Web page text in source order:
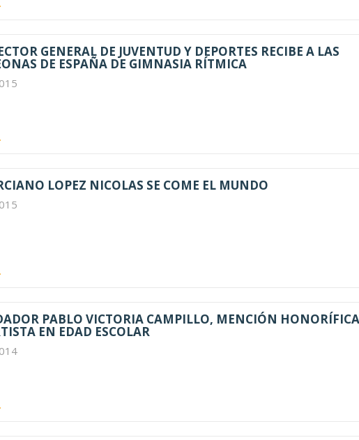
GENERAL DE JUVENTUD Y DEPORTES RECIBE A LAS
DE ESPAÑA DE GIMNASIA RÍTMICA
LOPEZ NICOLAS SE COME EL MUNDO
PABLO VICTORIA CAMPILLO, MENCIÓN HONORÍFICA
EN EDAD ESCOLAR